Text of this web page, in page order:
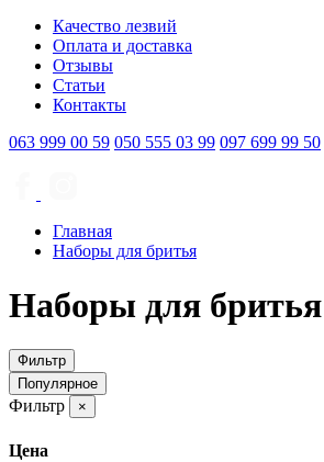
Качество лезвий
Оплата и доставка
Отзывы
Статьи
Контакты
063 999 00 59 050 555 03 99 097 699 99 50
Главная
Наборы для бритья
Наборы для бритья
Фильтр
Популярное
Фильтр ×
Цена